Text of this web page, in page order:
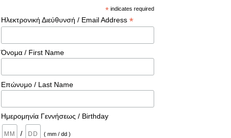
* indicates required
Ηλεκτρονική Διεύθυνσή / Email Address *
Όνομα / First Name
Επώνυμο / Last Name
Ημερομηνία Γεννήσεως / Birthday
/ ( mm / dd )